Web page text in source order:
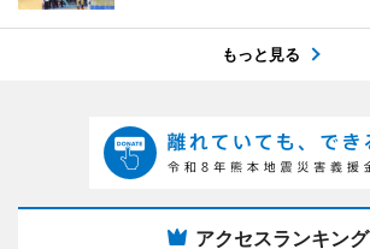
もっと見る
アクセスランキング